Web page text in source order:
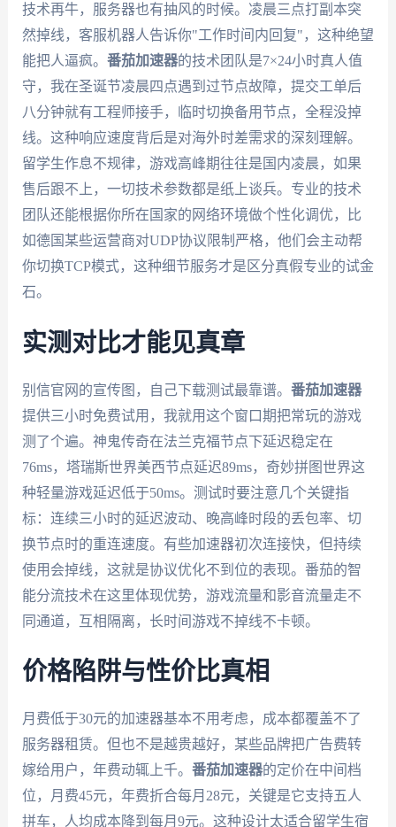
技术再牛，服务器也有抽风的时候。凌晨三点打副本突
然掉线，客服机器人告诉你"工作时间内回复"，这种绝望
能把人逼疯。 番茄加速器的技术团队是7×24小时真人值
守，我在圣诞节凌晨四点遇到过节点故障，提交工单后
八分钟就有工程师接手，临时切换备用节点，全程没掉
线。这种响应速度背后是对海外时差需求的深刻理解。
留学生作息不规律，游戏高峰期往往是国内凌晨，如果
售后跟不上，一切技术参数都是纸上谈兵。专业的技术
团队还能根据你所在国家的网络环境做个性化调优，比
如德国某些运营商对UDP协议限制严格，他们会主动帮
你切换TCP模式，这种细节服务才是区分真假专业的试金
石。
实测对比才能见真章
别信官网的宣传图，自己下载测试最靠谱。 番茄加速器
提供三小时免费试用，我就用这个窗口期把常玩的游戏
测了个遍。神鬼传奇在法兰克福节点下延迟稳定在
76ms，塔瑞斯世界美西节点延迟89ms，奇妙拼图世界这
种轻量游戏延迟低于50ms。测试时要注意几个关键指
标：连续三小时的延迟波动、晚高峰时段的丢包率、切
换节点时的重连速度。有些加速器初次连接快，但持续
使用会掉线，这就是协议优化不到位的表现。番茄的智
能分流技术在这里体现优势，游戏流量和影音流量走不
同通道，互相隔离，长时间游戏不掉线不卡顿。
价格陷阱与性价比真相
月费低于30元的加速器基本不用考虑，成本都覆盖不了
服务器租赁。但也不是越贵越好，某些品牌把广告费转
嫁给用户，年费动辄上千。 番茄加速器的定价在中间档
位，月费45元，年费折合每月28元，关键是它支持五人
拼车，人均成本降到每月9元。这种设计太适合留学生宿